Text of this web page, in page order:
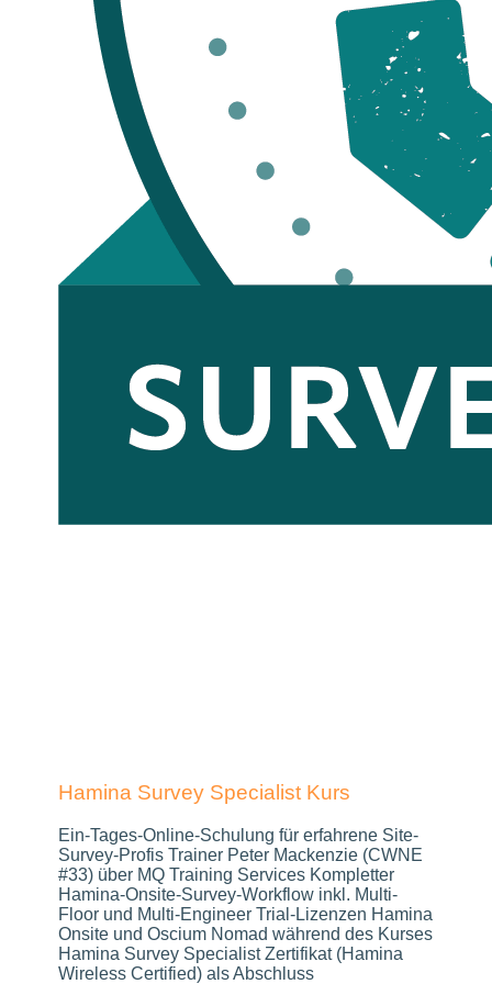
Hamina Survey Specialist Kurs
Ein-Tages-Online-Schulung für erfahrene Site-
Survey-Profis Trainer Peter Mackenzie (CWNE
#33) über MQ Training Services Kompletter
Hamina-Onsite-Survey-Workflow inkl. Multi-
Floor und Multi-Engineer Trial-Lizenzen Hamina
Onsite und Oscium Nomad während des Kurses
Hamina Survey Specialist Zertifikat (Hamina
Wireless Certified) als Abschluss